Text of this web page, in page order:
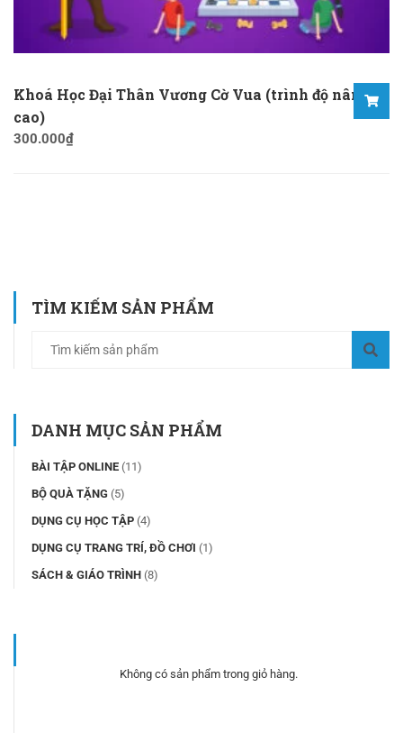
Khoá Học Đại Thân Vương Cờ Vua (trình độ nâng
cao)
300.000₫
TÌM KIẾM SẢN PHẨM
DANH MỤC SẢN PHẨM
BÀI TẬP ONLINE (11)
BỘ QUÀ TẶNG (5)
DỤNG CỤ HỌC TẬP (4)
DỤNG CỤ TRANG TRÍ, ĐỒ CHƠI (1)
SÁCH & GIÁO TRÌNH (8)
Không có sản phẩm trong giỏ hàng.